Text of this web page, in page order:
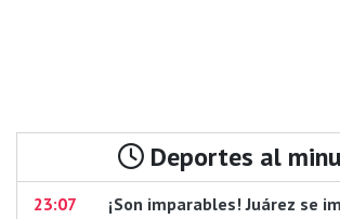
Deportes al
23:07 ¡Son imparables! Juárez se